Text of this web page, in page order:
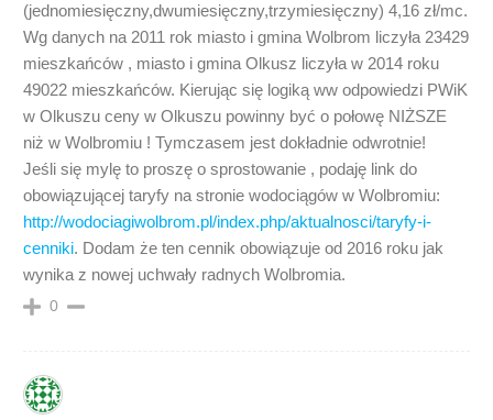
(jednomiesięczny,dwumiesięczny,trzymiesięczny) 4,16 zł/mc.
Wg danych na 2011 rok miasto i gmina Wolbrom liczyła 23429
mieszkańców , miasto i gmina Olkusz liczyła w 2014 roku
49022 mieszkańców. Kierując się logiką ww odpowiedzi PWiK
w Olkuszu ceny w Olkuszu powinny być o połowę NIŻSZE
niż w Wolbromiu ! Tymczasem jest dokładnie odwrotnie!
Jeśli się mylę to proszę o sprostowanie , podaję link do
obowiązującej taryfy na stronie wodociągów w Wolbromiu:
http://wodociagiwolbrom.pl/index.php/aktualnosci/taryfy-i-
cenniki. Dodam że ten cennik obowiązuje od 2016 roku jak
wynika z nowej uchwały radnych Wolbromia.
0